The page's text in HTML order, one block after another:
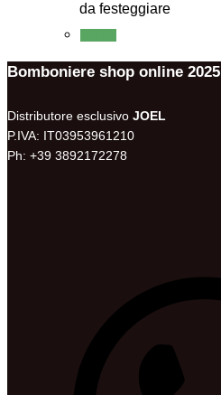
da festeggiare
Bomboniere shop online 2025
Distributore esclusivo JOEL
P.IVA: IT03953961210
Ph: +39 3892172278